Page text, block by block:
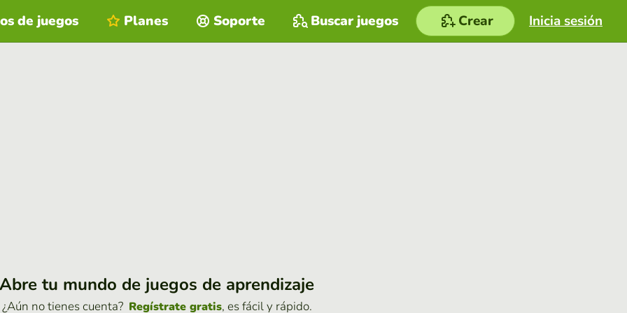
Inicia sesión
de juegos Planes Soporte Buscar juegos Crear
Abre tu mundo de juegos de aprendizaje
¿Aún no tienes cuenta? Regístrate gratis, es fácil y rápido.